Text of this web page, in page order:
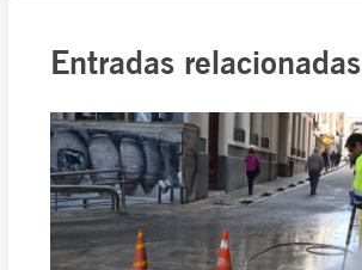
Entradas relacionadas